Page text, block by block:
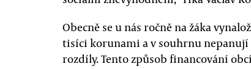
Obecně se u nás ročně na žáka
tisíci korunami a v souhrnu nepanují
rozdíly. Tento způsob financování